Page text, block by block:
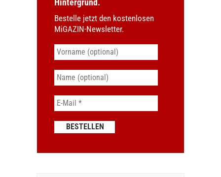
Hintergrund.
Bestelle jetzt den kostenlosen
MiGAZIN-Newsletter.